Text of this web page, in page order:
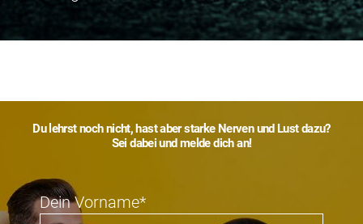
Du lehrst noch nicht, hast aber starke Nerven und Lust dazu?
Sei dabei und melde dich an!
Dein Vorname*